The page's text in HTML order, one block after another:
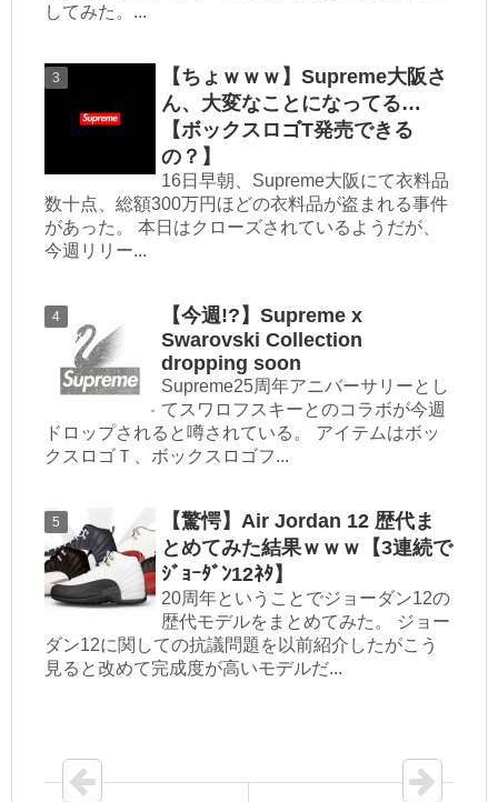
してみた。...
【ちょｗｗｗ】Supreme大阪さ
ん、大変なことになってる…
【ボックスロゴT発売できる
の？】
16日早朝、Supreme大阪にて衣料品
数十点、総額300万円ほどの衣料品が盗まれる事件
があった。 本日はクローズされているようだが、
今週リリー...
【今週!?】Supreme x
Swarovski Collection
dropping soon
Supreme25周年アニバーサリーとし
てスワロフスキーとのコラボが今週
ドロップされると噂されている。 アイテムはボッ
クスロゴＴ、ボックスロゴフ...
【驚愕】Air Jordan 12 歴代ま
とめてみた結果ｗｗｗ【3連続で
ｼﾞｮｰﾀﾞﾝ12ﾈﾀ】
20周年ということでジョーダン12の
歴代モデルをまとめてみた。 ジョー
ダン12に関しての抗議問題を以前紹介したがこう
見ると改めて完成度が高いモデルだ...